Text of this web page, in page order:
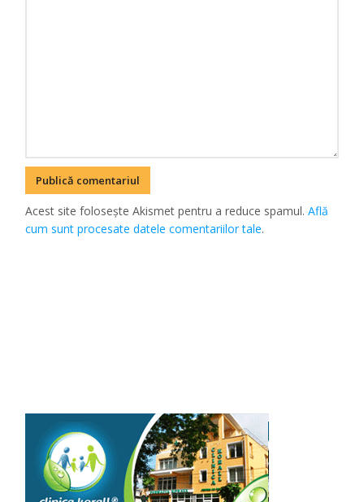
Acest site folosește Akismet pentru a reduce spamul.Află
cum sunt procesate datele comentariilor tale.